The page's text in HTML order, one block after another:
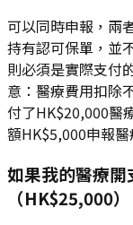
可以同時申報，兩
持有認可保單，並
則必須是實際支付
意：醫療費用扣除
付了HK$20,000醫
額HK$5,000申報醫
如果我的醫療開
（HK$25,000